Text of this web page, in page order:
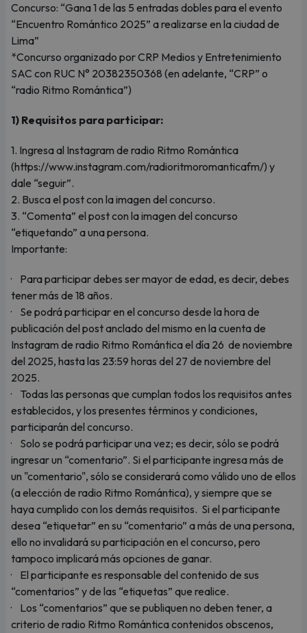
Concurso: “Gana 1 de las 5 entradas dobles para el evento
“Encuentro Romántico 2025” a realizarse en la ciudad de
Lima”
*Concurso organizado por CRP Medios y Entretenimiento
SAC con RUC N° 20382350368 (en adelante, “CRP” o
“radio Ritmo Romántica”)
1) Requisitos para participar:
1. Ingresa al Instagram de radio Ritmo Romántica
(https://www.instagram.com/radioritmoromanticafm/) y
dale “seguir”.
2. Busca el post con la imagen del concurso.
3. “Comenta” el post con la imagen del concurso
“etiquetando” a una persona.
Importante:
· Para participar debes ser mayor de edad, es decir, debes
tener más de 18 años.
· Se podrá participar en el concurso desde la hora de
publicación del post anclado del mismo en la cuenta de
Instagram de radio Ritmo Romántica el día 26 de noviembre
del 2025, hasta las 23:59 horas del 27 de noviembre del
2025.
· Todas las personas que cumplan todos los requisitos antes
establecidos, y los presentes términos y condiciones,
participarán del concurso.
· Solo se podrá participar una vez; es decir, sólo se podrá
ingresar un “comentario”. Si el participante ingresa más de
un "comentario", sólo se considerará como válido uno de ellos
(a elección de radio Ritmo Romántica), y siempre que se
haya cumplido con los demás requisitos. Si el participante
desea “etiquetar” en su “comentario” a más de una persona,
ello no invalidará su participación en el concurso, pero
tampoco implicará más opciones de ganar.
· El participante es responsable del contenido de sus
“comentarios” y de las “etiquetas” que realice.
· Los “comentarios” que se publiquen no deben tener, a
criterio de radio Ritmo Romántica contenidos obscenos,